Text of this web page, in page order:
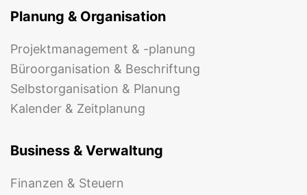
Planung & Organisation
Projektmanagement & -planung
Büroorganisation & Beschriftung
Selbstorganisation & Planung
Kalender & Zeitplanung
Business & Verwaltung
Finanzen & Steuern